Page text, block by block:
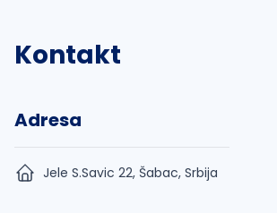
Kontakt
Adresa
Jele S.Savic 22, Šabac, Srbija